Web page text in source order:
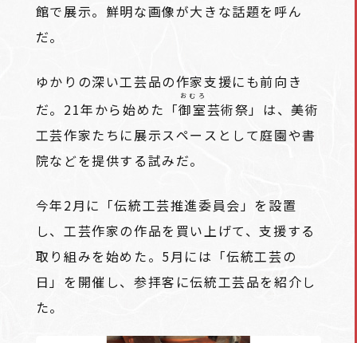
館で展示。鮮明な画像が大きな話題を呼ん
だ。
ゆかりの深い工芸品の作家支援にも前向き
だ。21年から始めた「御室
おむろ
芸術祭」は、美術
工芸作家たちに展示スペースとして庭園や書
院などを提供する試みだ。
今年2月に「伝統工芸推進委員会」を設置
し、工芸作家の作品を買い上げて、支援する
取り組みを始めた。5月には「伝統工芸の
日」を開催し、参拝客に伝統工芸品を紹介し
た。